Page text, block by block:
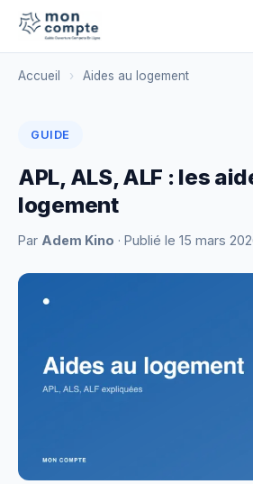
Accueil › Aides au logement
GUIDE
APL, ALS, ALF : les
logement
Par Adem Kino · Publié le 15 mars